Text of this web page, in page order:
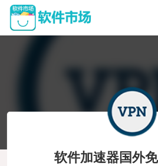
软件加速器国外